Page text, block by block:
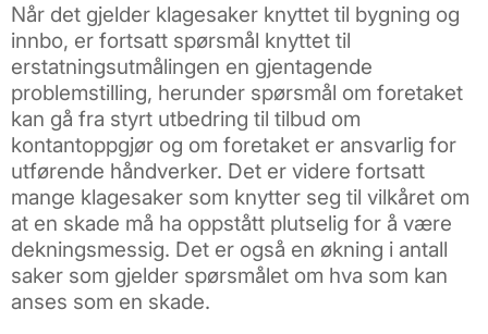
Når det gjelder klagesaker knyttet til bygning og
innbo, er fortsatt spørsmål knyttet til
erstatningsutmålingen en gjentagende
problemstilling, herunder spørsmål om foretaket
kan gå fra styrt utbedring til tilbud om
kontantoppgjør og om foretaket er ansvarlig for
utførende håndverker. Det er videre fortsatt
mange klagesaker som knytter seg til vilkåret om
at en skade må ha oppstått plutselig for å være
dekningsmessig. Det er også en økning i antall
saker som gjelder spørsmålet om hva som kan
anses som en skade.